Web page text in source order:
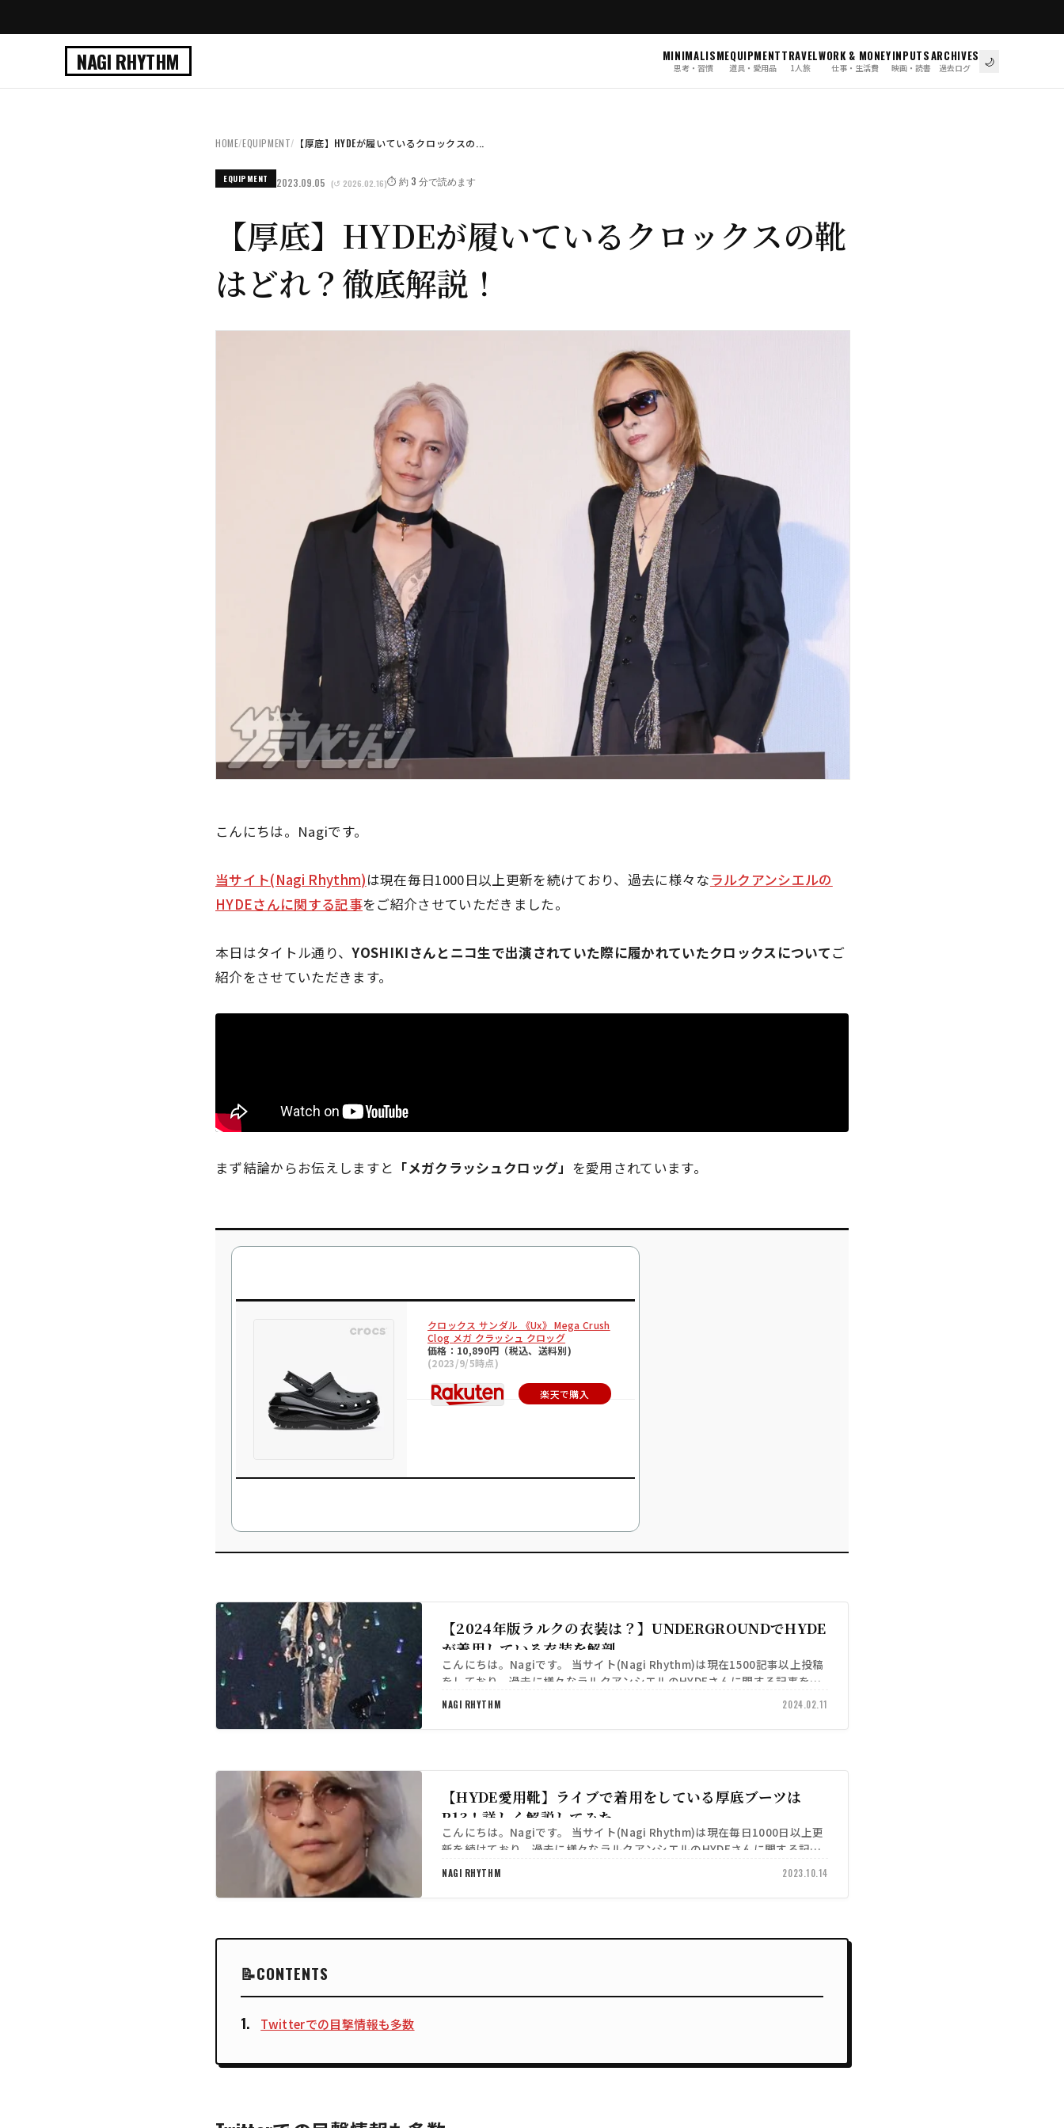
NAGI RHYTHM MINIMALISM
思考・習慣
EQUIPMENT
道具・愛用品
TRAVEL
1人旅
WORK & MONEY
仕事・生活費
INPUTS
映画・読書
ARCHIVES
過去ログ 🌙
HOME/EQUIPMENT/ 【厚底】HYDEが履いているクロックスの...
EQUIPMENT 2023.09.05 (↺ 2026.02.16)⏱️ 約 3 分で読めます
【厚底】HYDEが履いているクロックスの靴
はどれ？徹底解説！
こんにちは。Nagiです。
当サイト(Nagi Rhythm)は現在毎日1000日以上更新を続けており、過去に様々なラルクアンシエルの
HYDEさんに関する記事をご紹介させていただきました。
本日はタイトル通り、YOSHIKIさんとニコ生で出演されていた際に履かれていたクロックスについてご
紹介をさせていただきます。
まず結論からお伝えしますと 「メガクラッシュクロッグ」 を愛用されています。
クロックス サンダル 《Ux》 Mega Crush
Clog メガ クラッシュ クロッグ
価格：10,890円（税込、送料別)
(2023/9/5時点)
楽天で購入
【2024年版ラルクの衣装は？】UNDERGROUNDでHYDE
が着用している衣装を解剖
こんにちは。Nagiです。 当サイト(Nagi Rhythm)は現在1500記事以上投稿
をしており、過去に様々なラルクアンシエルのHYDEさんに関する記事をご
紹介させていただきました。 https:/…
NAGI RHYTHM 2024.02.11
【HYDE愛用靴】ライブで着用をしている厚底ブーツは
R13！詳しく解説してみた
こんにちは。Nagiです。 当サイト(Nagi Rhythm)は現在毎日1000日以上更
新を続けており、過去に様々なラルクアンシエルのHYDEさんに関する記事
をご紹介させていただきました。 本日はタイ…
NAGI RHYTHM 2023.10.14
CONTENTS
Twitterでの目撃情報も多数